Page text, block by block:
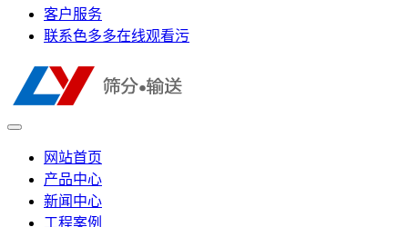
客户服务
联系色多多在线观看污
网站首页
产品中心
新闻中心
工程案例